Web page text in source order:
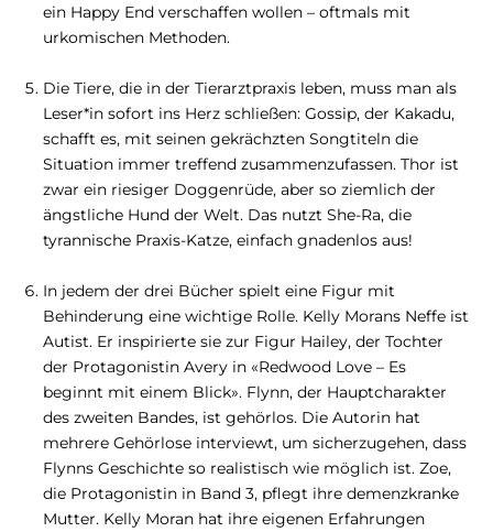
ein Happy End verschaffen wollen – oftmals mit
urkomischen Methoden.
Die Tiere, die in der Tierarztpraxis leben, muss man als
Leser*in sofort ins Herz schließen: Gossip, der Kakadu,
schafft es, mit seinen gekrächzten Songtiteln die
Situation immer treffend zusammenzufassen. Thor ist
zwar ein riesiger Doggenrüde, aber so ziemlich der
ängstliche Hund der Welt. Das nutzt She-Ra, die
tyrannische Praxis-Katze, einfach gnadenlos aus!
In jedem der drei Bücher spielt eine Figur mit
Behinderung eine wichtige Rolle. Kelly Morans Neffe ist
Autist. Er inspirierte sie zur Figur Hailey, der Tochter
der Protagonistin Avery in «Redwood Love – Es
beginnt mit einem Blick». Flynn, der Hauptcharakter
des zweiten Bandes, ist gehörlos. Die Autorin hat
mehrere Gehörlose interviewt, um sicherzugehen, dass
Flynns Geschichte so realistisch wie möglich ist. Zoe,
die Protagonistin in Band 3, pflegt ihre demenzkranke
Mutter. Kelly Moran hat ihre eigenen Erfahrungen